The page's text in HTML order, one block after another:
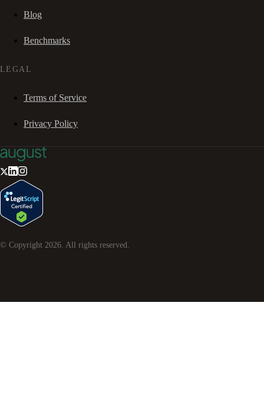
Blog
Benchmarks
LEGAL
Terms of Service
Privacy Policy
© Copyright 2026. All rights reserved.